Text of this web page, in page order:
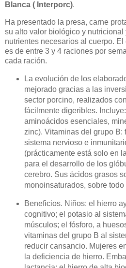
Blanca ( Interporc).
Ha presentado la presa, carne
su alto valor biológico y nutricional
nutrientes necesarios al cuerpo.
es de entre 3 y 4 raciones por
cada ración.
La evolución de los
mejorado gracias a las
sector porcino, realizados
fácilmente digeribles.
aminoácidos esenciales,
zinc). Vitaminas del grupo B:
sistema nervioso e
(prácticamente está solo en
para el desarrollo de los
cerebro. Sus ácidos grasos
monoinsaturados, sobre
Beneficios. Niños: el hierro
cognitivo; el potasio al
músculos; el fósforo, a
vitaminas del grupo B al
reducir cansancio. Mujeres
la deficiencia de hierro.